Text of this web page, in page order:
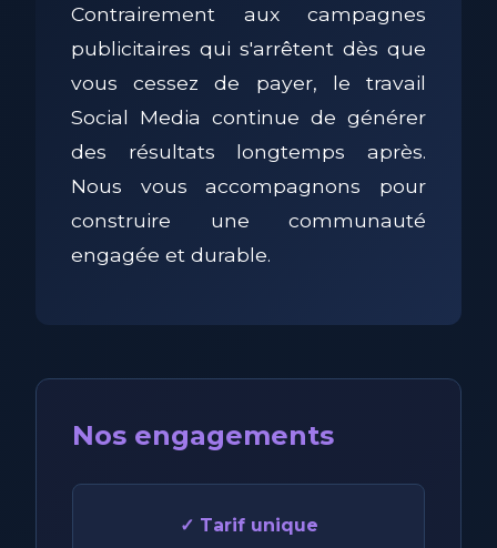
Contrairement aux campagnes
publicitaires qui s'arrêtent dès que
vous cessez de payer, le travail
Social Media continue de générer
des résultats longtemps après.
Nous vous accompagnons pour
construire une communauté
engagée et durable.
Nos engagements
✓ Tarif unique